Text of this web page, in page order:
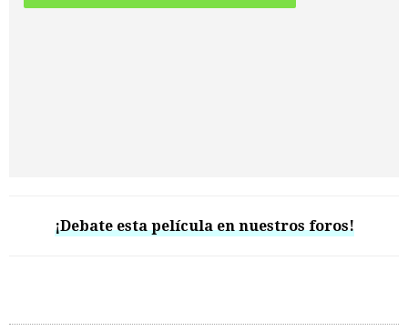
¡Debate esta película en nuestros foros!